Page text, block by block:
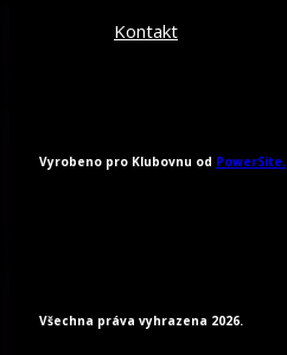
Kontakt
Vyrobeno pro Klubovnu od PowerSite.
Všechna práva vyhrazena 2026.